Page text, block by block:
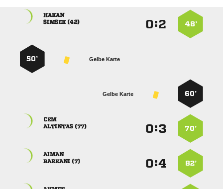
48’
:

 
Gelbe Karte
50’
60’
Gelbe Karte
70’
:

 
82’
:

 